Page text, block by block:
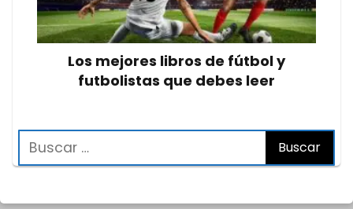
Los mejores libros de fútbol y
futbolistas que debes leer